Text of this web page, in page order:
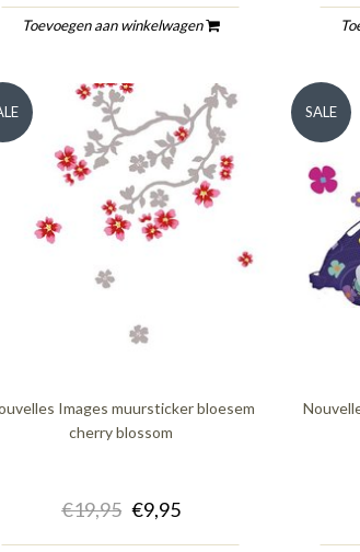
Toevoegen aan winkelwagen
Images muursticker bloesem
cherry blossom
€19,95 €9,95
SALE